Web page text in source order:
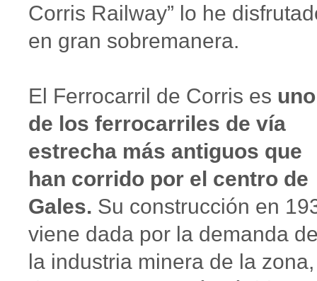
Corris Railway” lo he
en gran sobremanera.
El Ferrocarril de Corris es uno
de los ferrocarriles de vía
estrecha más antiguos que
han corrido por el centro de
Gales. Su construcción en
viene dada por la demanda
la industria minera de la zona,